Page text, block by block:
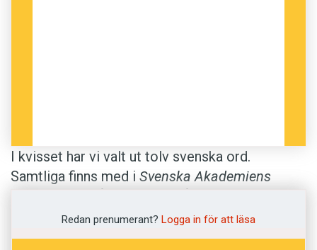
I kvisset har vi valt ut tolv svenska ord.
Samtliga finns med i Svenska Akademiens
betydelserna. Vet du vad orden betyder?
Redan prenumerant? Logga in för att läsa